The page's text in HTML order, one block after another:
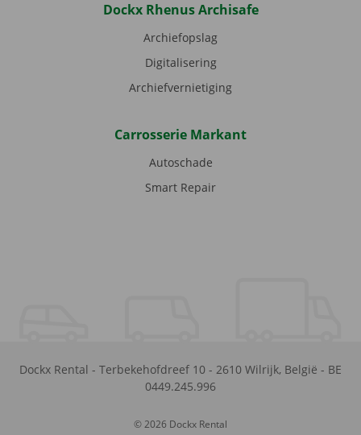
Dockx Rhenus Archisafe
Archiefopslag
Digitalisering
Archiefvernietiging
Carrosserie Markant
Autoschade
Smart Repair
Dockx Rental - Terbekehofdreef 10 - 2610 Wilrijk, België - BE
0449.245.996
© 2026 Dockx Rental